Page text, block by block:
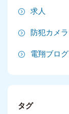
2024年8月
求人
防犯カメラ
電翔ブログ
タグ